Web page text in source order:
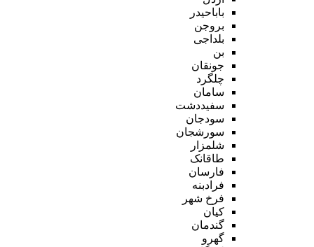
باباحیدر
بروجن
بلداجی
بن
جونقان
چلگرد
سامان
سفیددشت
سودجان
سورشجان
شلمزار
طاقانک
فارسان
فرادبنه
فرخ شهر
کیان
گندمان
گهرو